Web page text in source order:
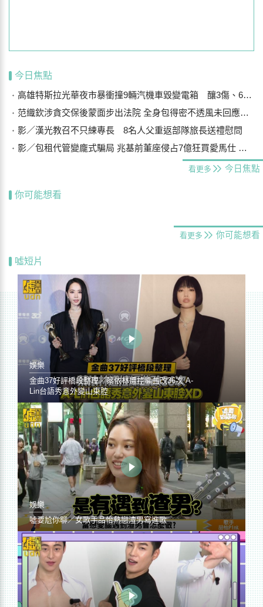
今日焦點
高雄特斯拉光華夜市暴衝撞9輛汽機車毀變電箱 釀3傷、600戶停電
范織欽涉貪交保後蒙面步出法院 全身包得密不透風未回應案情
影／漢光教召不只練專長 8名人父重返部隊旅長送禮慰問
影／包租代管變龐式騙局 兆基前董座侵占7億狂買愛馬仕 李建成送北檢
看更多 今日焦點
你可能想看
看更多 你可能想看
噓短片
娛樂
金曲37好評橋段整理／蔡依林遭控編曲改36次 A-
Lin台語秀意外變山東腔
娛樂
噓要尬你聊／女歌手品怡熱戀渣男寫進歌